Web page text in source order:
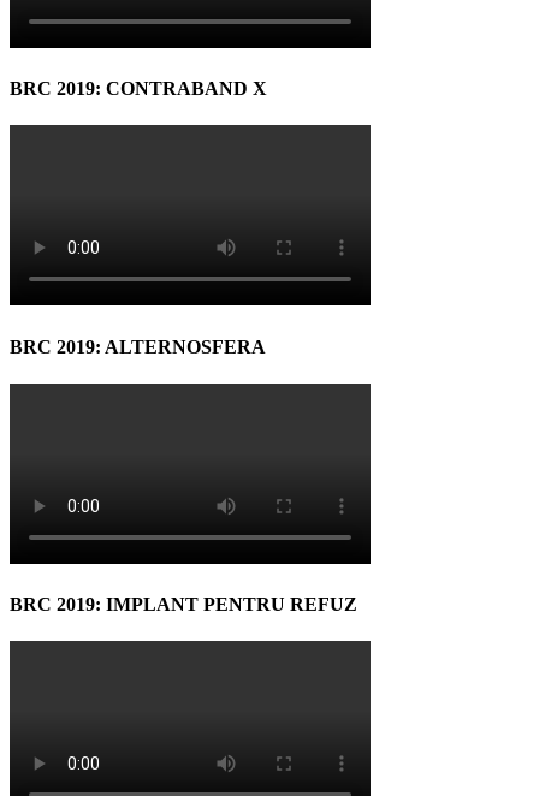
BRC 2019: CONTRABAND X
BRC 2019: ALTERNOSFERA
BRC 2019: IMPLANT PENTRU REFUZ